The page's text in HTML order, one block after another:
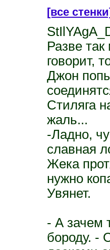
[все
Разве так
говорит,
Джон
Стиляга
жаль...
-Ладно,
славная
Жека
нужно
Увянет.
- А зачем
бороду. -